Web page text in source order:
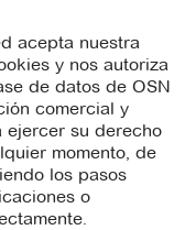
acepta nuestra
y nos autoriza
de datos de OSN
comercial y
ejercer su derecho
momento, de
los pasos
o